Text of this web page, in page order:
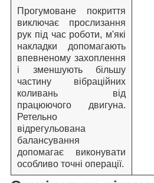
Прогумоване покриття
виключає прослизання
рук під час роботи, м'які
накладки допомагають
впевненому захоплення
і зменшують більшу
частину вібраційних
коливань від
працюючого двигуна.
Ретельно
відрегульована
балансування
допомагає виконувати
особливо точні операції.